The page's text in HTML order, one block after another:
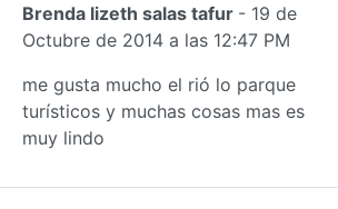
Brenda lizeth salas tafur - 19 de
Octubre de 2014 a las 12:47 PM
me gusta mucho el rió lo parque
turísticos y muchas cosas mas es
muy lindo